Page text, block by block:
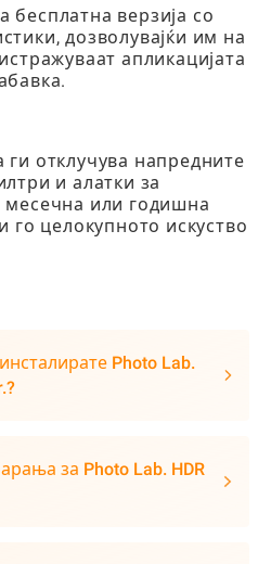
бесплатна верзија со
дозволувајќи им на
апликацијата
ги отклучува напредните
и алатки за
месечна или годишна
го целокупното искуство
Photo Lab.
за Photo Lab. HDR